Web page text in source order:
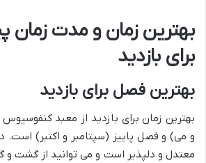
بهترین زمان و مدت زمان
برای بازدید
بهترین فصل برای بازدید
بهترین زمان برای بازدید از معبد
و می) و فصل پاییز (سپتامبر و اکتبر) است.
معتدل و دلپذیر است و می توانید از گشت و